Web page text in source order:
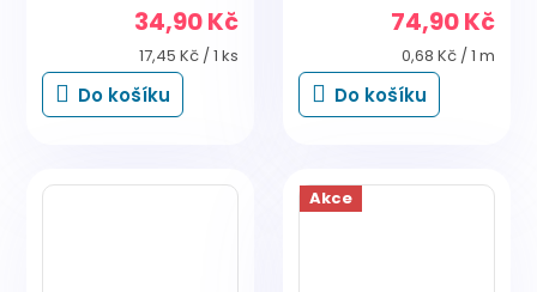
34,90 Kč
Měrná
cena:
17,45 Kč / 1 ks
Do košíku
74,90 Kč
Měrná
cena:
0,68 Kč / 1 m
Do košíku
Akce